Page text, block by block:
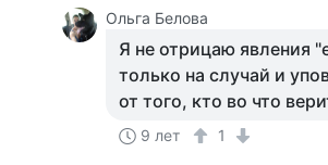
Ольга Белова
Я не отрицаю явления
только на случай и
от того, кто во что
9 лет 1